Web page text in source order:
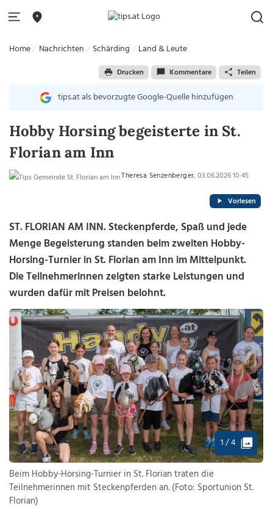
Home Nachrichten Schärding Land & Leute
Drucken Kommentare Teilen
tips.at als bevorzugte Google-Quelle hinzufügen
Hobby Horsing begeisterte in St.
Florian am Inn
Theresa Senzenberger, 03.06.2026 10:45
Vorlesen
ST. FLORIAN AM INN. Steckenpferde, Spaß und jede
Menge Begeisterung standen beim zweiten Hobby-
Horsing-Turnier in St. Florian am Inn im Mittelpunkt.
Die Teilnehmerinnen zeigten starke Leistungen und
wurden dafür mit Preisen belohnt.
1 / 4
Beim Hobby-Horsing-Turnier in St. Florian traten die
Teilnehmerinnen mit Steckenpferden an. (Foto: Sportunion St.
Florian)